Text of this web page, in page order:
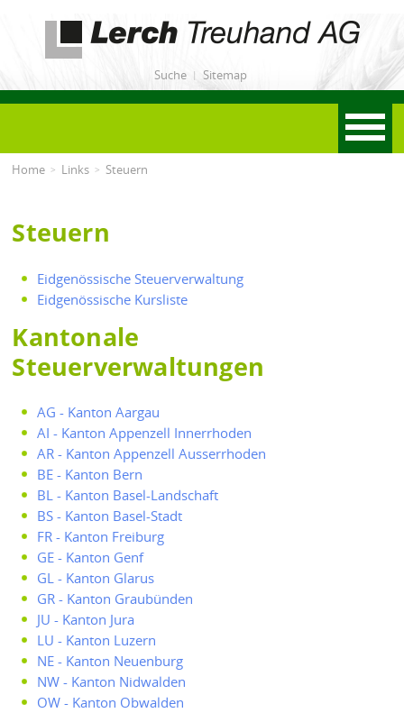
Lerch Treuhand AG
Suche Sitemap
Menu
Home Links Steuern
Steuern
Eidgenössische Steuerverwaltung
Eidgenössische Kursliste
Kantonale
Steuerverwaltungen
AG - Kanton Aargau
AI - Kanton Appenzell Innerrhoden
AR - Kanton Appenzell Ausserrhoden
BE - Kanton Bern
BL - Kanton Basel-Landschaft
BS - Kanton Basel-Stadt
FR - Kanton Freiburg
GE - Kanton Genf
GL - Kanton Glarus
GR - Kanton Graubünden
JU - Kanton Jura
LU - Kanton Luzern
NE - Kanton Neuenburg
NW - Kanton Nidwalden
OW - Kanton Obwalden